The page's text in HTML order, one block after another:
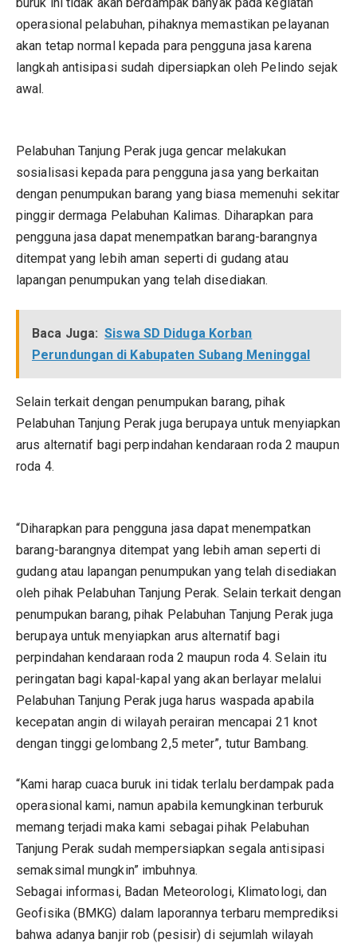
operasional pelabuhan, pihaknya memastikan pelayanan
akan tetap normal kepada para pengguna jasa karena
langkah antisipasi sudah dipersiapkan oleh Pelindo sejak
awal.
Pelabuhan Tanjung Perak juga gencar melakukan
sosialisasi kepada para pengguna jasa yang berkaitan
dengan penumpukan barang yang biasa memenuhi sekitar
pinggir dermaga Pelabuhan Kalimas. Diharapkan para
pengguna jasa dapat menempatkan barang-barangnya
ditempat yang lebih aman seperti di gudang atau
lapangan penumpukan yang telah disediakan.
Baca Juga: Siswa SD Diduga Korban
Perundungan di Kabupaten Subang Meninggal
Selain terkait dengan penumpukan barang, pihak
Pelabuhan Tanjung Perak juga berupaya untuk menyiapkan
arus alternatif bagi perpindahan kendaraan roda 2 maupun
roda 4.
“Diharapkan para pengguna jasa dapat menempatkan
barang-barangnya ditempat yang lebih aman seperti di
gudang atau lapangan penumpukan yang telah disediakan
oleh pihak Pelabuhan Tanjung Perak. Selain terkait dengan
penumpukan barang, pihak Pelabuhan Tanjung Perak juga
berupaya untuk menyiapkan arus alternatif bagi
perpindahan kendaraan roda 2 maupun roda 4. Selain itu
peringatan bagi kapal-kapal yang akan berlayar melalui
Pelabuhan Tanjung Perak juga harus waspada apabila
kecepatan angin di wilayah perairan mencapai 21 knot
dengan tinggi gelombang 2,5 meter”, tutur Bambang.
“Kami harap cuaca buruk ini tidak terlalu berdampak pada
operasional kami, namun apabila kemungkinan terburuk
memang terjadi maka kami sebagai pihak Pelabuhan
Tanjung Perak sudah mempersiapkan segala antisipasi
semaksimal mungkin” imbuhnya.
Sebagai informasi, Badan Meteorologi, Klimatologi, dan
Geofisika (BMKG) dalam laporannya terbaru memprediksi
bahwa adanya banjir rob (pesisir) di sejumlah wilayah